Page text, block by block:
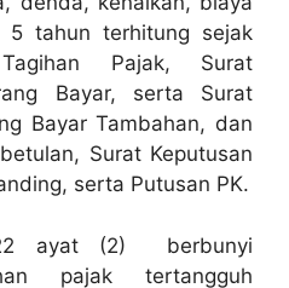
5 tahun terhitung sejak
Pajak, Surat
Bayar, serta Surat
Bayar Tambahan, dan
Surat Keputusan
serta Putusan PK.
ayat (2) berbunyi
pajak tertangguh